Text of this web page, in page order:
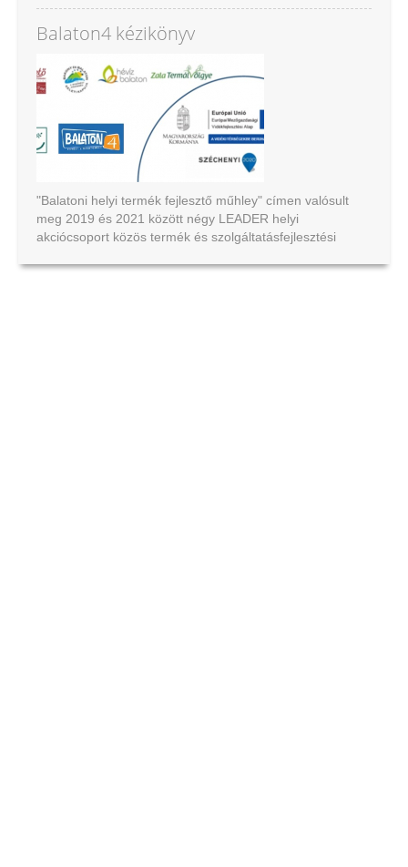
Ajánljuk nagy szeretettel!
Balaton4 kézikönyv
"Balatoni helyi termék fejlesztő műhley" címen valósult
meg 2019 és 2021 között négy LEADER helyi
akciócsoport közös termék és szolgáltatásfejlesztési
Ajánljuk figyelmükbe az elkészült kézikönyvet.